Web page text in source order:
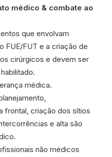
médico & combate ao
que envolvam
FUE/FUT e a criação de
cirúrgicos e devem ser
médica.
frontal, criação dos sítios
e alta são
não médicos